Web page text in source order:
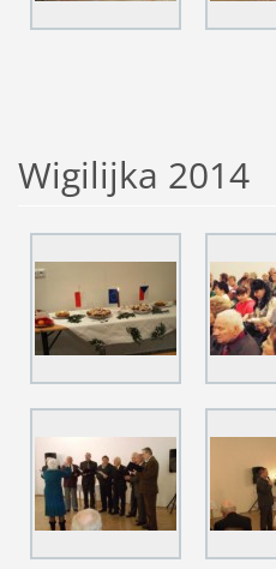
Wigilijka 2014